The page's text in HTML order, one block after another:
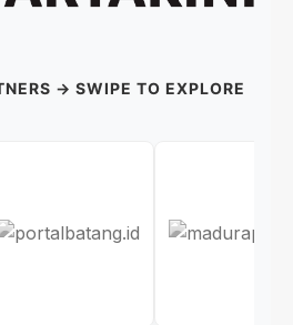
→ SWIPE TO EXPLORE